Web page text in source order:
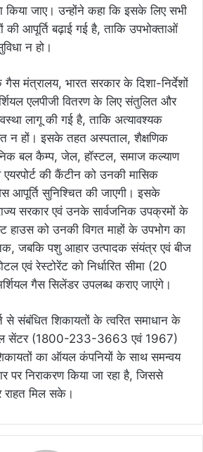
किया जाए। उन्होंने कहा कि इसके लिए सभी
की आपूर्ति बढ़ाई गई है, ताकि उपभोक्ताओं
न हो।
गैस मंत्रालय, भारत सरकार के दिशा-निर्देशों
एलपीजी वितरण के लिए संतुलित और
लागू की गई है, ताकि अत्यावश्यक
न हों। इसके तहत अस्पताल, शैक्षणिक
बल कैम्प, जेल, हॉस्टल, समाज कल्याण
की कैंटीन को उनकी मासिक
सुनिश्चित की जाएगी। इसके
सरकार एवं उनके सार्वजनिक उपक्रमों के
हाउस को उनकी विगत माहों के उपभोग का
जबकि पशु आहार उत्पादक संयंत्र एवं बीज
एवं रेस्टोरेंट को निर्धारित सीमा (20
गैस सिलेंडर उपलब्ध कराए जाएंगे।
से संबंधित शिकायतों के त्वरित समाधान के
सेंटर (1800-233-3663 एवं 1967)
का ऑयल कंपनियों के साथ समन्वय
पर निराकरण किया जा रहा है, जिससे
राहत मिल सके।